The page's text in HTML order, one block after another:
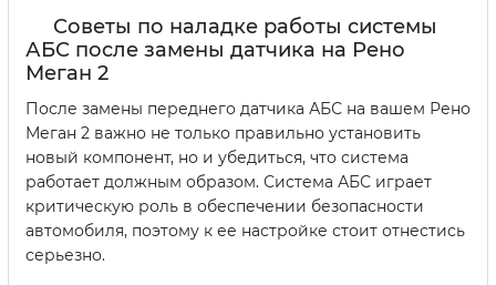
Советы по наладке работы системы
АБС после замены датчика на Рено
Меган 2
После замены переднего датчика АБС на вашем Рено
Меган 2 важно не только правильно установить
новый компонент, но и убедиться, что система
работает должным образом. Система АБС играет
критическую роль в обеспечении безопасности
автомобиля, поэтому к ее настройке стоит отнестись
серьезно.